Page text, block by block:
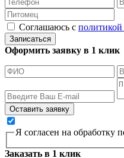
Соглашаюсь с
Записаться
Оформить заявку в 1 клик
Я согласен на обработку
Заказать в 1 клик